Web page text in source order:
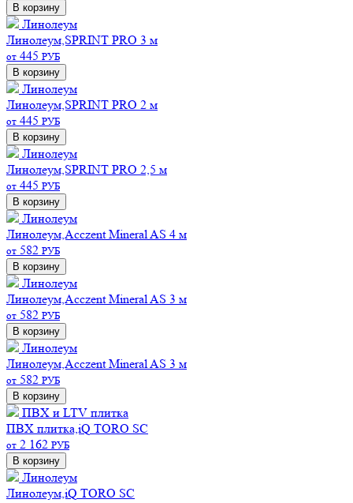
В корзину
Линолеум
Линолеум,SPRINT PRO 3 м
от 445 РУБ
В корзину
Линолеум
Линолеум,SPRINT PRO 2 м
от 445 РУБ
В корзину
Линолеум
Линолеум,SPRINT PRO 2,5 м
от 445 РУБ
В корзину
Линолеум
Линолеум,Acczent Mineral AS 4 м
от 582 РУБ
В корзину
Линолеум
Линолеум,Acczent Mineral AS 3 м
от 582 РУБ
В корзину
Линолеум
Линолеум,Acczent Mineral AS 3 м
от 582 РУБ
В корзину
ПВХ и LTV плитка
ПВХ плитка,iQ TORO SC
от 2 162 РУБ
В корзину
Линолеум
Линолеум,iQ TORO SC